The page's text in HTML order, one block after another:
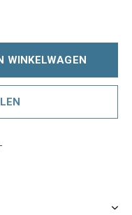
WINKELWAGEN